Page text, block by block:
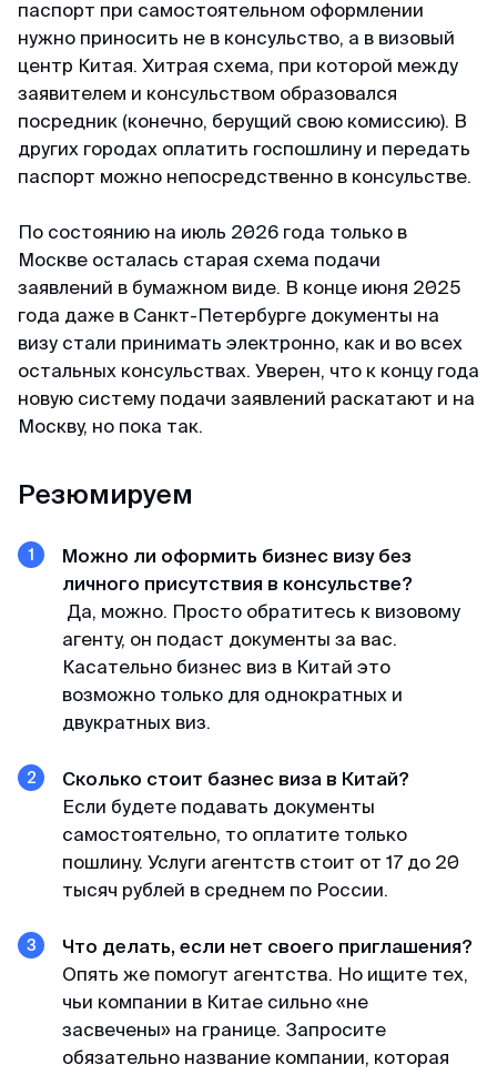
паспорт при самостоятельном оформлении
нужно приносить не в консульство, а в визовый
центр Китая. Хитрая схема, при которой между
заявителем и консульством образовался
посредник (конечно, берущий свою комиссию). В
других городах оплатить госпошлину и передать
паспорт можно непосредственно в консульстве.
По состоянию на июль 2026 года только в
Москве осталась старая схема подачи
заявлений в бумажном виде. В конце июня 2025
года даже в Санкт-Петербурге документы на
визу стали принимать электронно, как и во всех
остальных консульствах. Уверен, что к концу года
новую систему подачи заявлений раскатают и на
Москву, но пока так.
Резюмируем
Можно ли оформить бизнес визу без
личного присутствия в консульстве?
Да, можно. Просто обратитесь к визовому
агенту, он подаст документы за вас.
Касательно бизнес виз в Китай это
возможно только для однократных и
двукратных виз.
Сколько стоит базнес виза в Китай?
Если будете подавать документы
самостоятельно, то оплатите только
пошлину. Услуги агентств стоит от 17 до 20
тысяч рублей в среднем по России.
Что делать, если нет своего приглашения?
Опять же помогут агентства. Но ищите тех,
чьи компании в Китае сильно «не
засвечены» на границе. Запросите
обязательно название компании, которая